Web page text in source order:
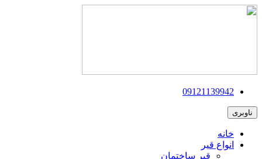
09121139942
ناوبری
خانه
انواع قیر
قیر ساختمان